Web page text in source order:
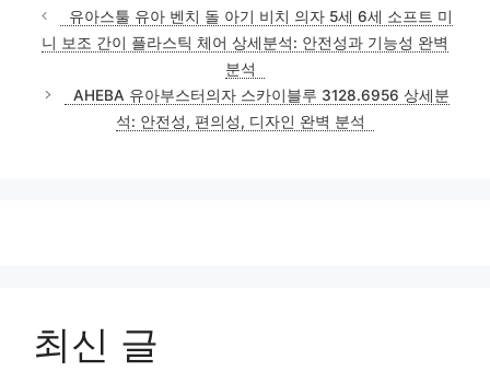
유아스툴 유아 벤치 돌 아기 비치 의자 5세 6세 소프트 미
니 보조 간이 플라스틱 체어 상세분석: 안전성과 기능성 완벽
분석
AHEBA 유아부스터의자 스카이블루 3128.6956 상세분
석: 안전성, 편의성, 디자인 완벽 분석
최신 글